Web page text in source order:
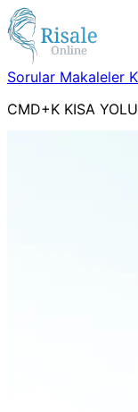
Sorular Makaleler
CMD+K KISA